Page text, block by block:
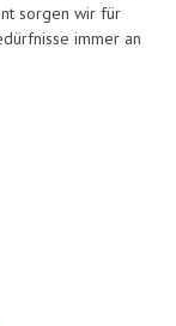
sorgen wir für
immer an